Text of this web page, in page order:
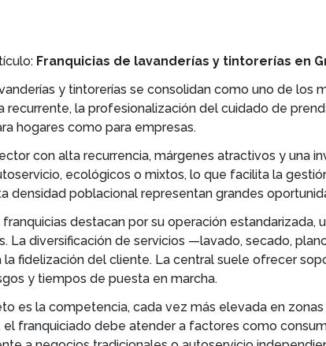
Franquicias de lavanderías y tintorerías en
y tintorerías se consolidan como uno de los
recurrente, la profesionalización del cuidado de
hogares como para empresas.
con alta recurrencia, márgenes atractivos y una
ecológicos o mixtos, lo que facilita la
densidad poblacional representan grandes
franquicias destacan por su operación estandarizada,
La diversificación de servicios —lavado, secado,
fidelización del cliente. La central suele ofrecer
y tiempos de puesta en marcha.
es la competencia, cada vez más elevada en
el franquiciado debe atender a factores como